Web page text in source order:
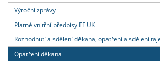
Výroční zprávy
Platné vnitřní předpisy FF UK
Rozhodnutí a sdělení děkana, opatření a sdělení
Opatření děkana